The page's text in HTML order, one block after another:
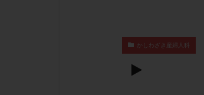
かしわざき産婦人科